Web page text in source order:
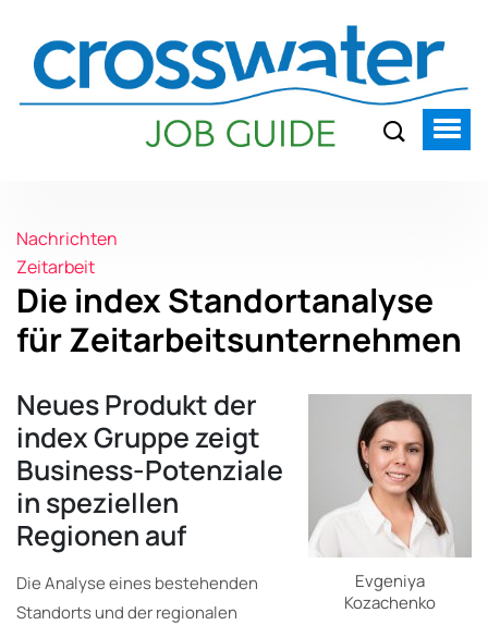
Nachrichten
Zeitarbeit
Die index Standortanalyse
für Zeitarbeitsunternehmen
Evgeniya
Kozachenko
Neues Produkt der
index Gruppe zeigt
Business-Potenziale
in speziellen
Regionen auf
Die Analyse eines bestehenden
Standorts und der regionalen